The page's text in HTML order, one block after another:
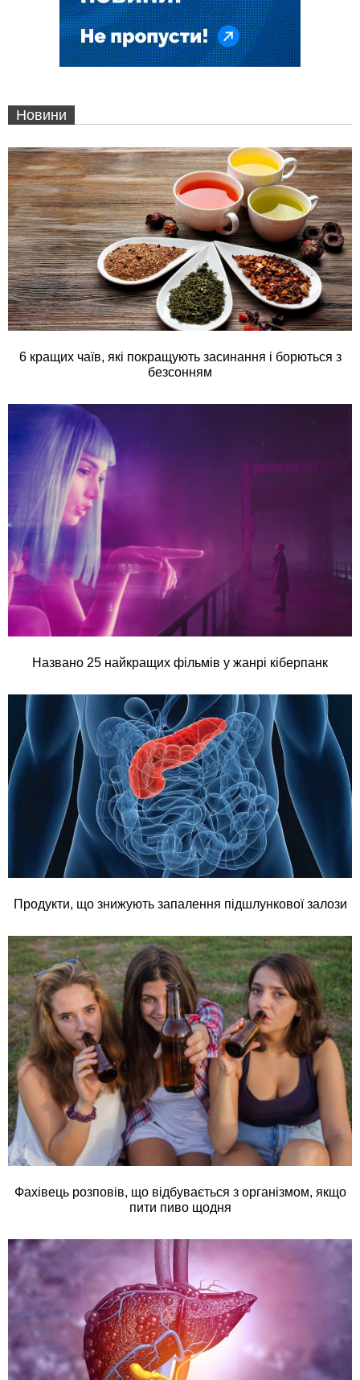
Новини
6 кращих чаїв, які покращують засинання і борються з
безсонням
Названо 25 найкращих фільмів у жанрі кіберпанк
Продукти, що знижують запалення підшлункової залози
Фахівець розповів, що відбувається з організмом, якщо
пити пиво щодня